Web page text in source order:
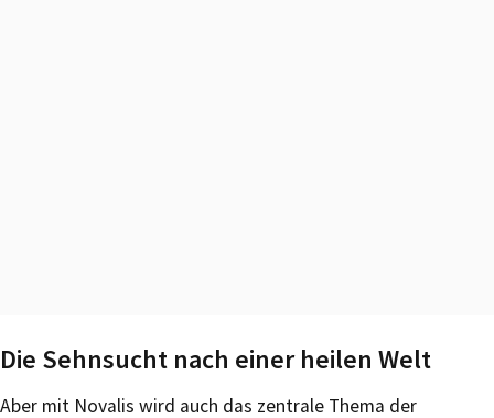
Die Sehnsucht nach einer heilen Welt
Aber mit Novalis wird auch das zentrale Thema der